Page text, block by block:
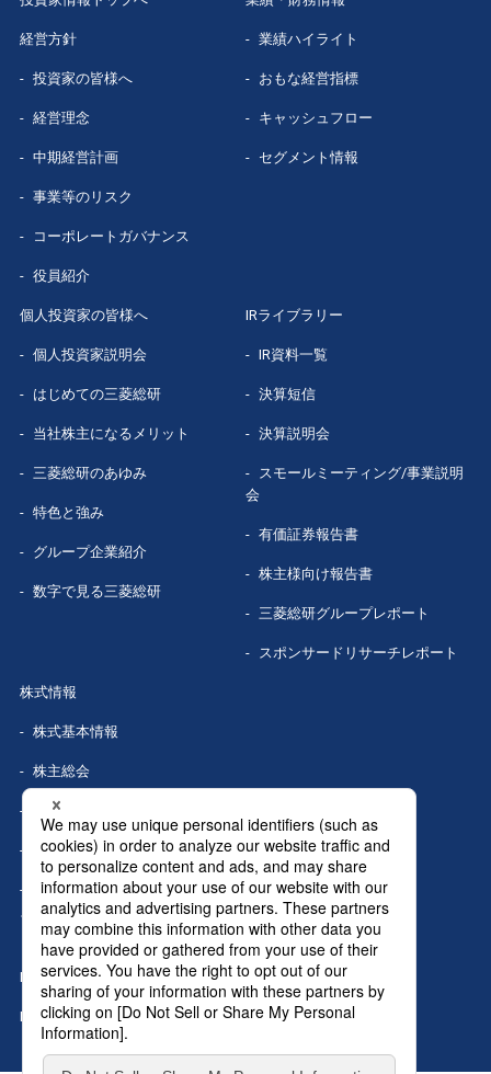
スポンサードリサーチレポート
株価情報（Yahoo!ファイナンス）
特色と強み
グループ企業
数字で見る
経営方針
投資家の皆様へ
経営理念
中期経営計画
事業等のリスク
コーポレートガバナンス
役員紹介
業績ハイライト
おもな経営指標
キャッシュフロー
セグメント情報
個人投資家の皆様へ
個人投資家説明会
はじめての三菱総研
当社株主になる メリット
三菱総研のあゆみ
特色と強み
グループ企業紹介
数字で見る三菱総研
IRライブラリー
IR資料一覧
決算短信
決算説明会
スモールミーティング/事業説明
会
有価証券報告書
株主様向け報告書
三菱総研グループレポート
スポンサードリサーチレポート
株式情報
株式基本情報
株主総会
株式事務手続き
配当情報
株価情報（Yahoo!ファイナン
ス）
IRカレンダー IRニュース
MRIグランドトップへ